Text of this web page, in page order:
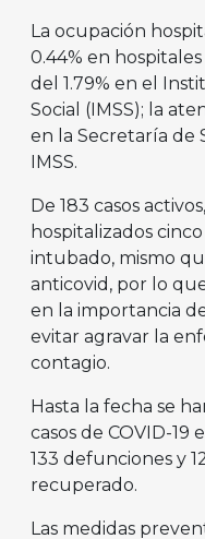
La ocupación
0.44% en
del 1.79% en el
Social (IMSS); la
en la Secretaría de
IMSS.
De 183 casos
hospitalizados
intubado, mismo
anticovid, por lo
en la importancia
evitar agravar la
contagio.
Hasta la fecha se
casos de COVID-19
133 defunciones y
recuperado.
Las medidas